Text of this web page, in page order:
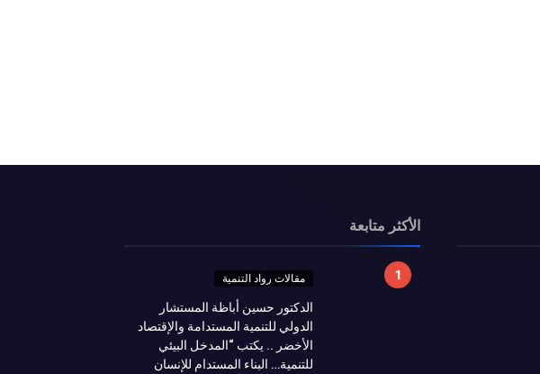
الأكثر متابعة
مقالات رواد التنمية
الدكتور حسين أباظة المستشار
الدولي للتنمية المستدامة والإقتصاد
الأخضر .. يكتب “المدخل البيئي
للتنمية… البناء المستدام للإنسان